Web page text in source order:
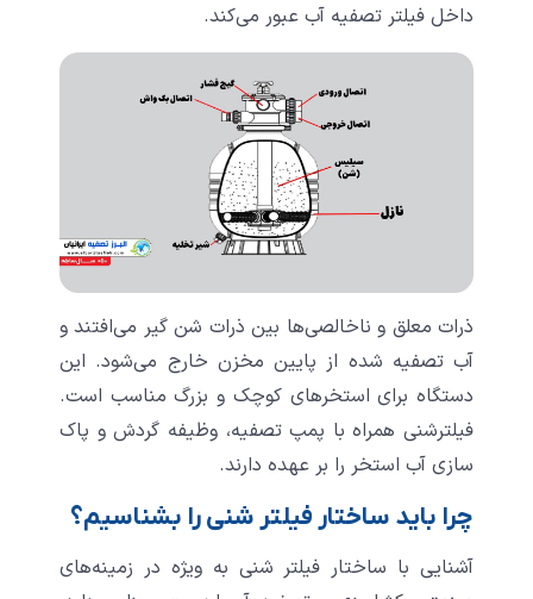
داخل فیلتر تصفیه آب عبور می‌کند.
ذرات معلق و ناخالصی‌ها بین ذرات شن گیر می‌افتند و
آب تصفیه‌ شده از پایین مخزن خارج می‌شود. این
دستگاه برای استخرهای کوچک و بزرگ مناسب است.
فیلترشنی همراه با پمپ تصفیه، وظیفه گردش و پاک
‌سازی آب استخر را بر عهده دارند.
چرا باید ساختار فیلتر شنی را بشناسیم؟
آشنایی با ساختار فیلتر شنی به‌ ویژه در زمینه‌های